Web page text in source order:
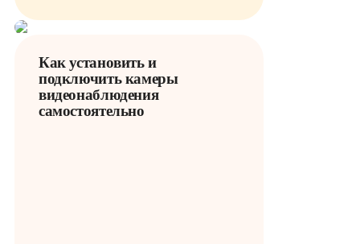
Как установить и
подключить камеры
видеонаблюдения
самостоятельно